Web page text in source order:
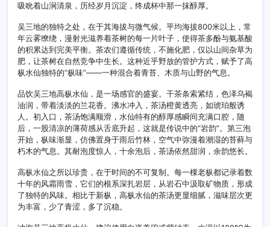
吸吮着山涧清泉，历经岁月沉淀，终成杯中那一抹醇厚。
吴三地的独特之处，在于其海拔与微气候。平均海拔800米以上，常
年云雾缭绕，漫射光滋养着茶树的每一片叶子，使得茶多酚与氨基酸
的积累达到完美平衡。茶农们遵循传统，不施化肥，仅以山间杂草为
肥，让茶树在自然竞争中生长。这种近乎野放的管护方式，赋予了高
枞水仙独特的“枞味”——一种混合着青苔、木质与山野的气息。
品饮吴三地高枞水仙，是一场感官的盛宴。干茶条索紧结，色泽乌褐
油润，带着淡淡的兰花香。沸水冲入，茶汤橙黄透亮，如琥珀般诱
人。初入口，茶汤饱满顺滑，水仙特有的醇厚感瞬间充满口腔，随
后，一股清凉的薄荷感从舌底升起，这就是传说中的“岩韵”。第三泡
开始，枞味渐显，仿佛置身于雨后竹林，空气中弥漫着潮湿的苔藓与
朽木的气息。其耐泡度惊人，十余泡后，茶汤依然甜润，余韵悠长。
高枞水仙之所以珍贵，在于时间的不可复制。每一棵老枞都记录着数
十年的风霜雨雪，它们的根系深扎岩层，从岩石中汲取矿物质，形成
了独特的风味。相比于新枞，高枞水仙的茶汤更显细腻，滋味层次更
为丰富，少了青涩，多了沉稳。